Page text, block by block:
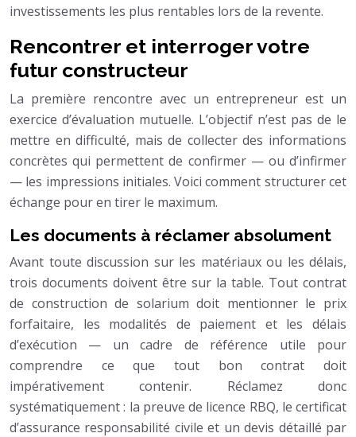
investissements les plus rentables lors de la revente.
Rencontrer et interroger votre
futur constructeur
La première rencontre avec un entrepreneur est un
exercice d’évaluation mutuelle. L’objectif n’est pas de le
mettre en difficulté, mais de collecter des informations
concrètes qui permettent de confirmer — ou d’infirmer
— les impressions initiales. Voici comment structurer cet
échange pour en tirer le maximum.
Les documents à réclamer absolument
Avant toute discussion sur les matériaux ou les délais,
trois documents doivent être sur la table. Tout contrat
de construction de solarium doit mentionner le prix
forfaitaire, les modalités de paiement et les délais
d’exécution — un cadre de référence utile pour
comprendre ce que tout bon contrat doit
impérativement contenir. Réclamez donc
systématiquement : la preuve de licence RBQ, le certificat
d’assurance responsabilité civile et un devis détaillé par